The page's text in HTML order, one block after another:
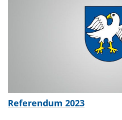
Referendum 2023